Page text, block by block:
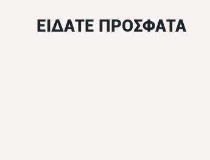
ΕΙΔΑΤΕ ΠΡΟΣΦΑΤΑ